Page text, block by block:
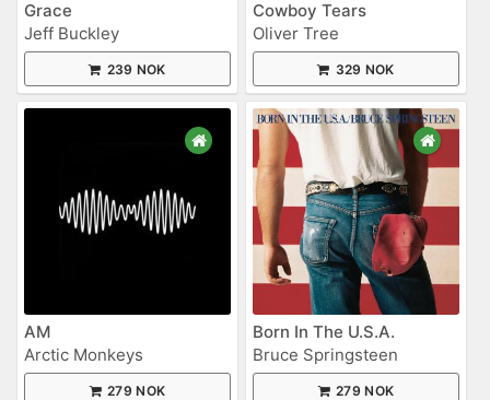
Grace
Jeff Buckley
239 NOK
Cowboy Tears
Oliver Tree
329 NOK
AM
Arctic Monkeys
279 NOK
Born In The U.S.A.
Bruce Springsteen
279 NOK